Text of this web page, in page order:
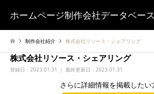
ホームページ制作会社データベース
制作会社紹介 株式会社リソース・シェアリング
株式会社リソース・シェアリング
登録日： 2023.01.31 ｜ 最終更新日：2023.01.31
さらに詳細情報を掲載したい